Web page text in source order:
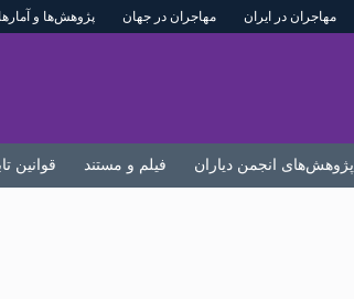
مهاجران در ایران مهاجران در جهان پژوهش‌ها و
پژوهش‌های انجمن دیاران فیلم و مستند قوانین